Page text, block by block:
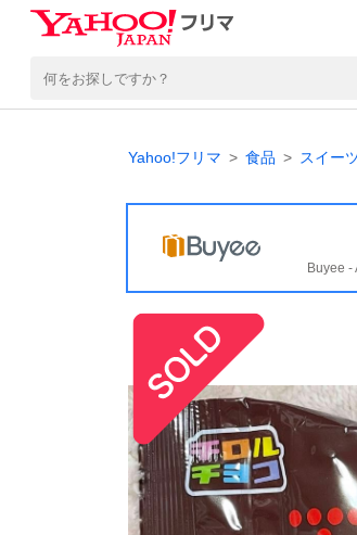
Yahoo!フリマ 食品 スイー
Buyee